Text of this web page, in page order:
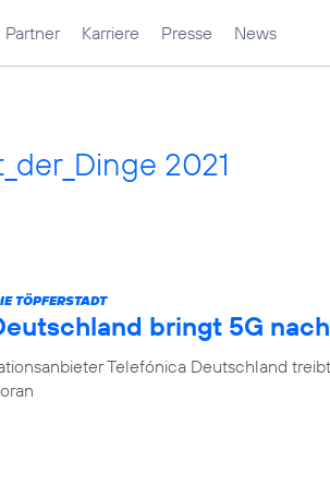
Partner Karriere Presse News
2021
TÖPFERSTADT
bringt 5G
Telefónica Deutschland